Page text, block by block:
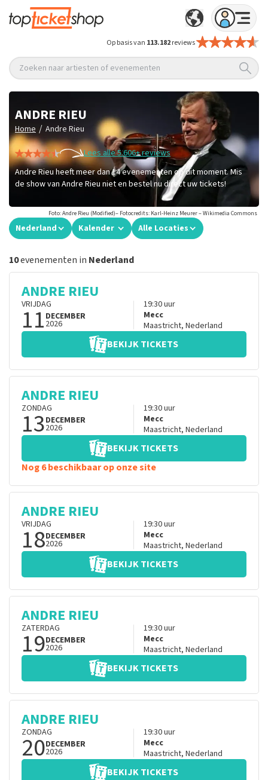
Op basis van 113.182reviews
Zoeken naar artiesten of evenementen
ANDRE RIEU
Home / Andre Rieu
Lees alle 5.606+ reviews
Andre Rieu heeft meer dan 14 evenementen op dit moment. Mis
de show van Andre Rieu niet en bestel nu direct uw tickets!
Foto: Andre Rieu (Modified)– Fotocredits: Karl-Heinz Meurer – Wikimedia Commons
Nederland Kalender Alle Locaties
10evenementen in Nederland
ANDRE RIEU
VRIJDAG
11 DECEMBER
2026
19:30uur
Mecc
Maastricht, Nederland
BEKIJK TICKETS
ANDRE RIEU
ZONDAG
13DECEMBER
2026
19:30uur
Mecc
Maastricht, Nederland
BEKIJK TICKETS
Nog 6 beschikbaar op onze site
ANDRE RIEU
VRIJDAG
18DECEMBER
2026
19:30uur
Mecc
Maastricht, Nederland
BEKIJK TICKETS
ANDRE RIEU
ZATERDAG
19DECEMBER
2026
19:30uur
Mecc
Maastricht, Nederland
BEKIJK TICKETS
ANDRE RIEU
ZONDAG
20DECEMBER
2026
19:30uur
Mecc
Maastricht, Nederland
BEKIJK TICKETS